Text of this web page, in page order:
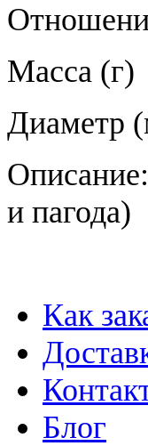
Масса (г)
Диаметр
Описание:
и пагода)
Как
Блог